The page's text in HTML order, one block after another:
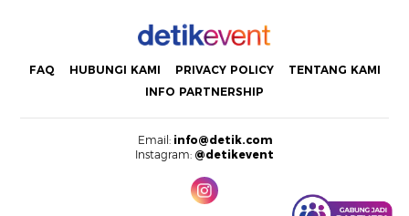
FAQ HUBUNGI KAMI PRIVACY POLICY
TENTANG KAMI
INFO PARTNERSHIP
Email: info@detik.com
Instagram: @detikevent